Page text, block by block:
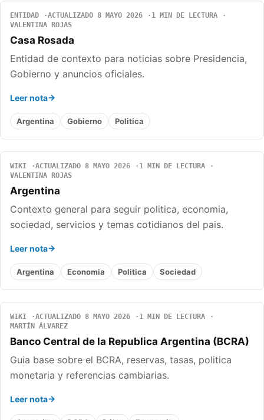
ENTIDAD ACTUALIZADO 8 MAYO 2026
1 MIN DE LECTURA
VALENTINA ROJAS
Casa Rosada
Entidad de contexto para noticias sobre Presidencia,
Gobierno y anuncios oficiales.
Leer nota
Argentina Gobierno Politica
WIKI ACTUALIZADO 8 MAYO 2026
1 MIN DE LECTURA
VALENTINA ROJAS
Argentina
Contexto general para seguir politica, economia,
sociedad, servicios y temas cotidianos del pais.
Leer nota
Argentina Economia Politica Sociedad
WIKI ACTUALIZADO 8 MAYO 2026
1 MIN DE LECTURA
MARTÍN ÁLVAREZ
Banco Central de la Republica Argentina (BCRA)
Guia base sobre el BCRA, reservas, tasas, politica
monetaria y referencias cambiarias.
Leer nota